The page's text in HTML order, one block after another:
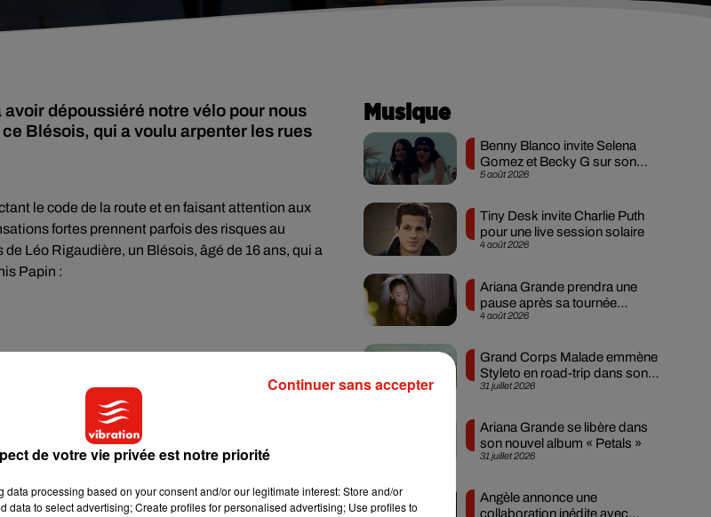
dépoussiéré notre vélo pour nous
Blésois, qui a voulu arpenter les rues
le code de la route et en faisant attention aux
fortes prennent parfois des risques au
Léo Rigaudière, un Blésois, âgé de 16 ans, qui a
Papin :
Musique
5 août 2026
Benny Blanco invite Selena
Gomez et Becky G sur son
nouveau single
4 août 2026
Tiny Desk invite Charlie Puth
pour une live session solaire
4 août 2026
Ariana Grande prendra une
pause après sa tournée
mondiale
31 juillet 2026
Grand Corps Malade emmène
Styleto en road-trip dans son
nouveau clip
31 juillet 2026
Ariana Grande se libère dans
son nouvel album « Petals »
Angèle annonce une
collaboration inédite avec
de votre vie privée est notre priorité
data processing based on your consent and/or our legitimate interest: Store and/or
data to select advertising; Create profiles for personalised advertising; Use profiles to
Continuer sans accepter